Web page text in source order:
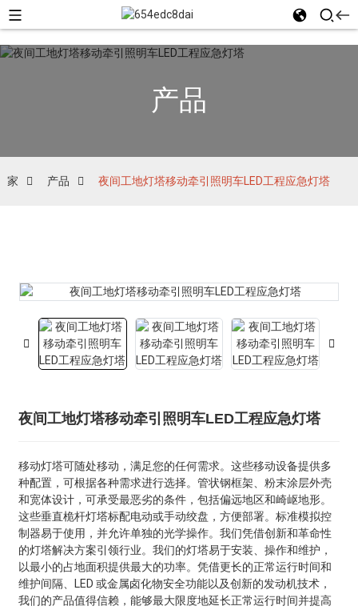
产品
家 产品 夜间工地灯塔移动牵引照明车LED工程应急灯塔
夜间工地灯塔移动牵引照明车LED工程应急灯塔
移动灯塔可随处移动，满足您的任何需求。这些移动设备提供多
种配置，可根据各种需求进行选择。管状钢框架、粉末涂层外壳
和宽体设计，可承受最恶劣的条件，包括偏远地区和崎岖地形。
这些垂直桅杆灯塔标配电动或手动绞盘，方便部署。标准模拟控
制器易于使用，并允许单独的光学操作。我们凭借创新和革命性
的灯塔解决方案引领行业。我们的灯塔易于安装、操作和维护，
以最小的占地面积提供最大的功率。凭借更长的正常运行时间和
维护间隔、LED 或金属卤化物安全功能以及创新的发动机技术，
我们的产品值得信赖，能够最大限度地延长正常运行时间并提高